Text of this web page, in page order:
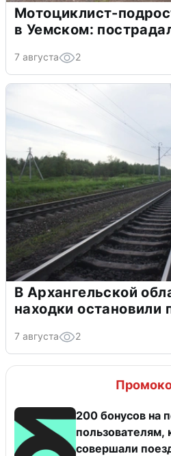
Мотоциклист-
в Уемском:
7 августа 2
В Архангельской
находки остановили
7 августа 2
200 бонусов на
пользователям,
совершали